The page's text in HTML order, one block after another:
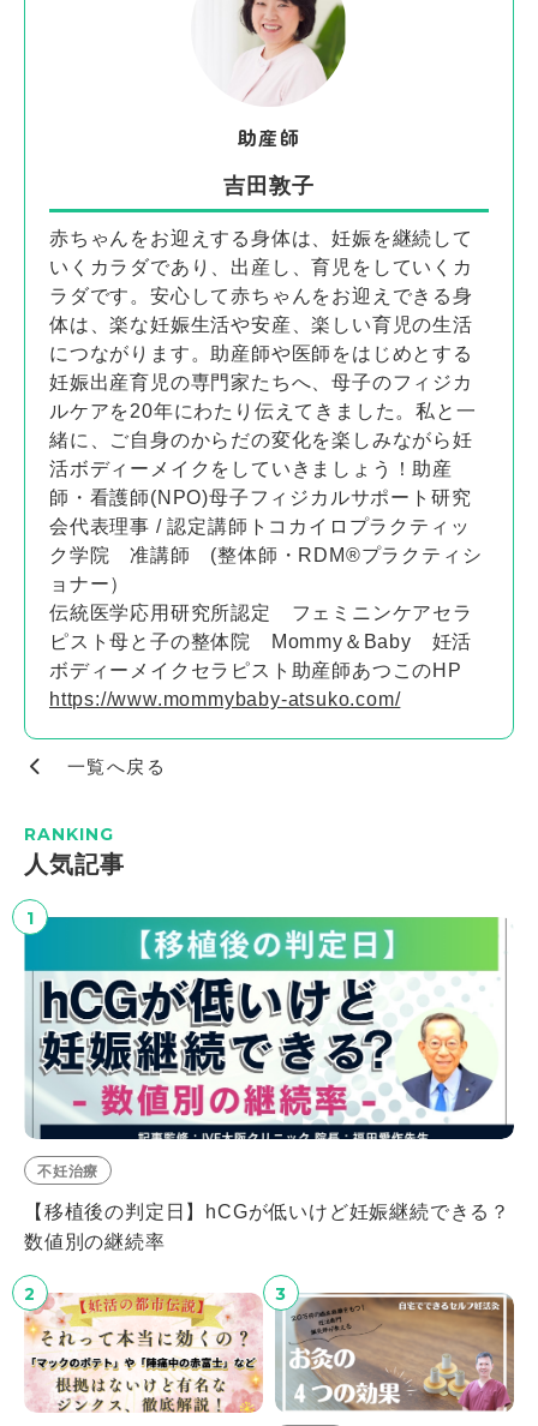
助産師
吉田敦子
赤ちゃんをお迎えする身体は、妊娠を継続して
いくカラダであり、出産し、育児をしていくカ
ラダです。安心して赤ちゃんをお迎えできる身
体は、楽な妊娠生活や安産、楽しい育児の生活
につながります。助産師や医師をはじめとする
妊娠出産育児の専門家たちへ、母子のフィジカ
ルケアを20年にわたり伝えてきました。私と一
緒に、ご自身のからだの変化を楽しみながら妊
活ボディーメイクをしていきましょう！助産
師・看護師(NPO)母子フィジカルサポート研究
会代表理事 / 認定講師トコカイロプラクティッ
ク学院 准講師 (整体師・RDM®プラクティシ
ョナー）
伝統医学応用研究所認定 フェミニンケアセラ
ピスト母と子の整体院 Mommy＆Baby 妊活
ボディーメイクセラピスト助産師あつこのHP
https://www.mommybaby-atsuko.com/
一覧へ戻る
RANKING
⼈気記事
1
不妊治療
【移植後の判定日】hCGが低いけど妊娠継続できる？
数値別の継続率
2 3